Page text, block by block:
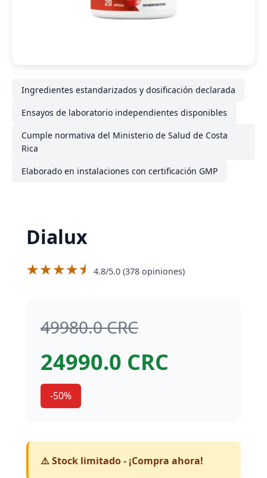
Ingredientes estandarizados y dosificación declarada
Ensayos de laboratorio independientes disponibles
Cumple normativa del Ministerio de Salud de Costa
Rica
Elaborado en instalaciones con certificación GMP
Dialux
★★★★⯨ 4.8/5.0 (378 opiniones)
49980.0 CRC
24990.0 CRC
-50%
⚠️ Stock limitado - ¡Compra ahora!